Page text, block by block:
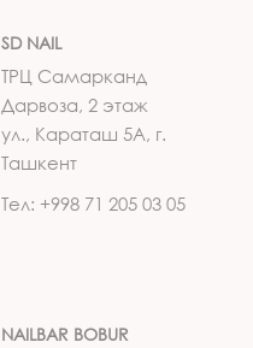
SD NAIL
ТРЦ Самарканд
Дарвоза, 2 этаж
ул., Караташ 5А, г.
Ташкент
Тел: +998 71 205 03 05
NAILBAR BOBUR